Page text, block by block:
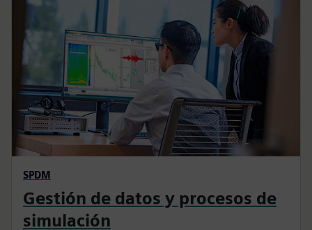
SPDM
Gestión de datos y procesos de
simulación